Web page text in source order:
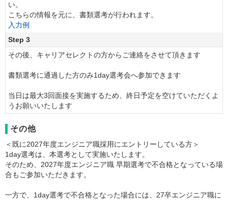
い。
こちらの情報を元に、書類選考が行われます。
入力例
Step 3
その後、キャリアセレクトの方からご連絡をさせて頂きます
書類選考に通過した方のみ1day選考会へ参加できます
当日は最大3回面接を実施するため、終日予定を空けていただくよ
うお願いいたします
その他
＜既に2027年度エンジニア職採用にエントリーしている方＞
1day選考は、本選考として実施いたします。
そのため、2027年度エンジニア職 早期選考で不合格となっている場
合もご参加いただきます。
一方で、1day選考で不合格となった場合には、27卒エンジニア職に